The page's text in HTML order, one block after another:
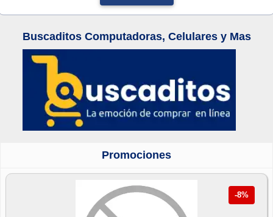
Buscaditos Computadoras, Celulares y Mas
Promociones
-8%